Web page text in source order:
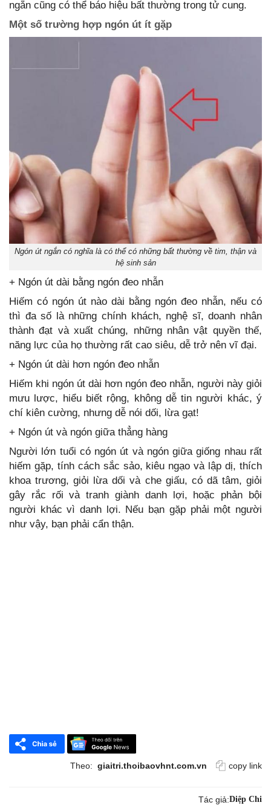
ngắn cũng có thể báo hiệu bất thường trong tử cung.
Một số trường hợp ngón út ít gặp
Ngón út ngắn có nghĩa là có thể có những bất thường về tim, thận và
hệ sinh sản
+ Ngón út dài bằng ngón đeo nhẫn
Hiếm có ngón út nào dài bằng ngón đeo nhẫn, nếu có
thì đa số là những chính khách, nghệ sĩ, doanh nhân
thành đạt và xuất chúng, những nhân vật quyền thế,
năng lực của họ thường rất cao siêu, dễ trở nên vĩ đại.
+ Ngón út dài hơn ngón đeo nhẫn
Hiếm khi ngón út dài hơn ngón đeo nhẫn, người này giỏi
mưu lược, hiểu biết rộng, không dễ tin người khác, ý
chí kiên cường, nhưng dễ nói dối, lừa gạt!
+ Ngón út và ngón giữa thẳng hàng
Người lớn tuổi có ngón út và ngón giữa giống nhau rất
hiếm gặp, tính cách sắc sảo, kiêu ngạo và lập dị, thích
khoa trương, giỏi lừa dối và che giấu, có dã tâm, giỏi
gây rắc rối và tranh giành danh lợi, hoặc phản bội
người khác vì danh lợi. Nếu bạn gặp phải một người
như vậy, bạn phải cẩn thận.
Theo: giaitri.thoibaovhnt.com.vn copy link
Tác giả:Diệp Chi